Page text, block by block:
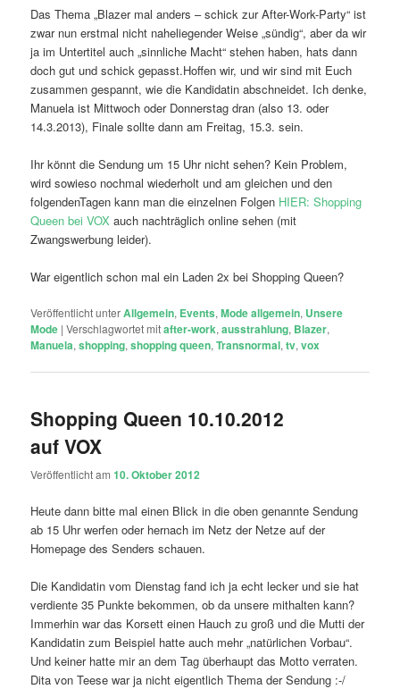
Das Thema „Blazer mal anders – schick zur After-Work-Party“ ist
zwar nun erstmal nicht naheliegender Weise „sündig“, aber da wir
ja im Untertitel auch „sinnliche Macht“ stehen haben, hats dann
doch gut und schick gepasst.Hoffen wir, und wir sind mit Euch
zusammen gespannt, wie die Kandidatin abschneidet. Ich denke,
Manuela ist Mittwoch oder Donnerstag dran (also 13. oder
14.3.2013), Finale sollte dann am Freitag, 15.3. sein.
Ihr könnt die Sendung um 15 Uhr nicht sehen? Kein Problem,
wird sowieso nochmal wiederholt und am gleichen und den
folgendenTagen kann man die einzelnen Folgen HIER: Shopping
Queen bei VOX auch nachträglich online sehen (mit
Zwangswerbung leider).
War eigentlich schon mal ein Laden 2x bei Shopping Queen?
Veröffentlicht unterAllgemein, Events,Mode allgemein, Unsere
Mode |Verschlagwortet mitafter-work,ausstrahlung, Blazer,
Manuela,shopping,shopping queen,Transnormal,tv,vox
Shopping Queen 10.10.2012
auf VOX
Veröffentlicht am10. Oktober 2012
Heute dann bitte mal einen Blick in die oben genannte Sendung
ab 15 Uhr werfen oder hernach im Netz der Netze auf der
Homepage des Senders schauen.
Die Kandidatin vom Dienstag fand ich ja echt lecker und sie hat
verdiente 35 Punkte bekommen, ob da unsere mithalten kann?
Immerhin war das Korsett einen Hauch zu groß und die Mutti der
Kandidatin zum Beispiel hatte auch mehr „natürlichen Vorbau“.
Und keiner hatte mir an dem Tag überhaupt das Motto verraten.
Dita von Teese war ja nicht eigentlich Thema der Sendung :-/